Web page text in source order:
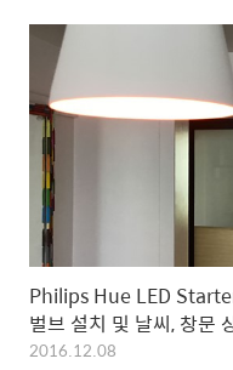
Philips Hue LED
벌브 설치 및 날씨, 창문
2016.12.08